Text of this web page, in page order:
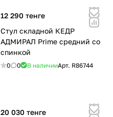
12 290 тенге
Стул складной КЕДР
АДМИРАЛ Prime средний со
спинкой
0 0 В наличииАрт. R86744
20 030 тенге